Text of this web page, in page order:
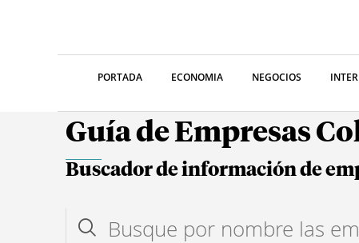
PORTADA ECONOMIA NEGOCIOS
Guía de Empresas
Buscador de información de